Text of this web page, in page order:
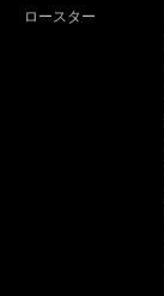
ロースター